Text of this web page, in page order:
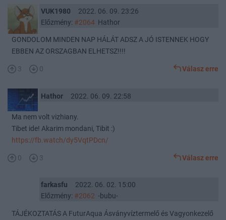
VUK1980
2022. 06. 09. 23:26
Előzmény: #2064Hathor
GONDOLOM MINDEN NAP HÁLÁT ADSZ A JÓ ISTENNEK HOGY
EBBEN AZ ORSZAGBAN ELHETSZ!!!!
3 0 Válasz erre
Hathor 2022. 06. 09. 22:58
Ma nem volt vizhiany.
Tibet ide! Akarim mondani, Tibit :)
https://fb.watch/dy5VqtPDcn/
0 3 Válasz erre
farkasfu
2022. 06. 02. 15:00
Előzmény: #2062 -bubu-
TÁJÉKOZTATÁS A FuturAqua Ásványvíztermelő és Vagyonkezelő